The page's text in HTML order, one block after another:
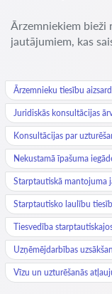
Ārzemniekiem bieži
jautājumiem, kas
Ārzemnieku tiesību
Juridiskās konsultācijas
Konsultācijas par
Nekustamā īpašuma
Starptautiskā mantojuma
Starptautisko laulību
Tiesvedība
Uzņēmējdarbības
Vīzu un uzturēšanās